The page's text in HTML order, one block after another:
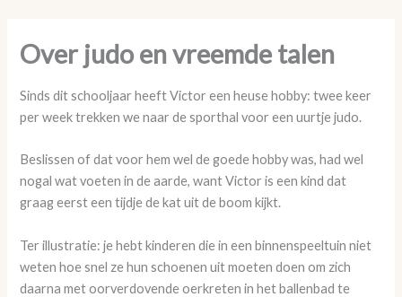
Over judo en vreemde talen
Sinds dit schooljaar heeft Victor een heuse hobby: twee keer
per week trekken we naar de sporthal voor een uurtje judo.
Beslissen of dat voor hem wel de goede hobby was, had wel
nogal wat voeten in de aarde, want Victor is een kind dat
graag eerst een tijdje de kat uit de boom kijkt.
Ter illustratie: je hebt kinderen die in een binnenspeeltuin niet
weten hoe snel ze hun schoenen uit moeten doen om zich
daarna met oorverdovende oerkreten in het ballenbad te